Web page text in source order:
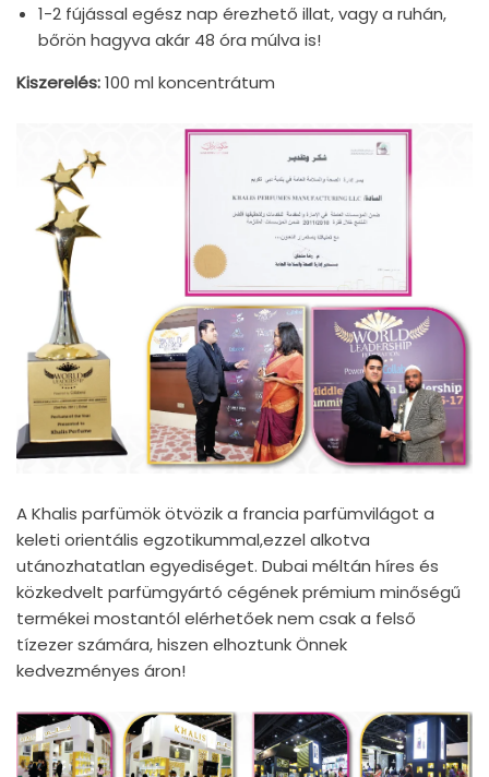
1-2 fújással egész nap érezhető illat, vagy a ruhán,
bőrön hagyva akár 48 óra múlva is!
Kiszerelés:100 ml koncentrátum
A Khalis parfümök ötvözik a francia parfümvilágot a
keleti orientális egzotikummal,ezzel alkotva
utánozhatatlan egyediséget. Dubai méltán híres és
közkedvelt parfümgyártó cégének prémium minőségű
termékei mostantól elérhetőek nem csak a felső
tízezer számára, hiszen elhoztunk Önnek
kedvezményes áron!